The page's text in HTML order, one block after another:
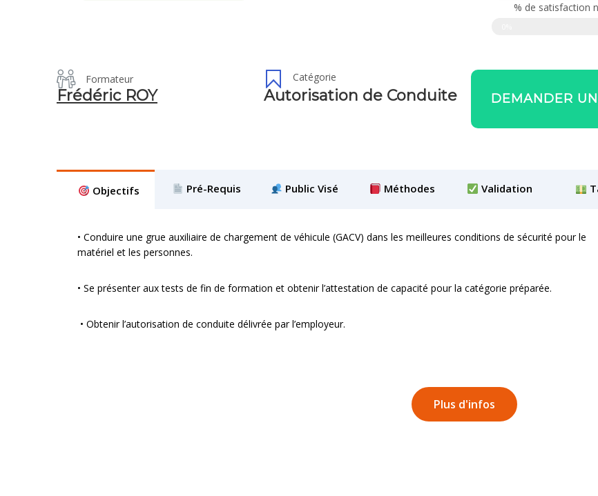
% de satisfaction
Formateur
Frédéric ROY
Catégorie
Autorisation de Conduite DEMANDER
Objectifs Pré-Requis Public Visé Méthodes Validation
• Conduire une grue auxiliaire de chargement de véhicule (GACV) dans les meilleures conditions de sécurité pour le
matériel et les personnes.
• Se présenter aux tests de fin de formation et obtenir l’attestation de capacité pour la catégorie préparée.
• Obtenir l’autorisation de conduite délivrée par l’employeur.
Plus d'infos